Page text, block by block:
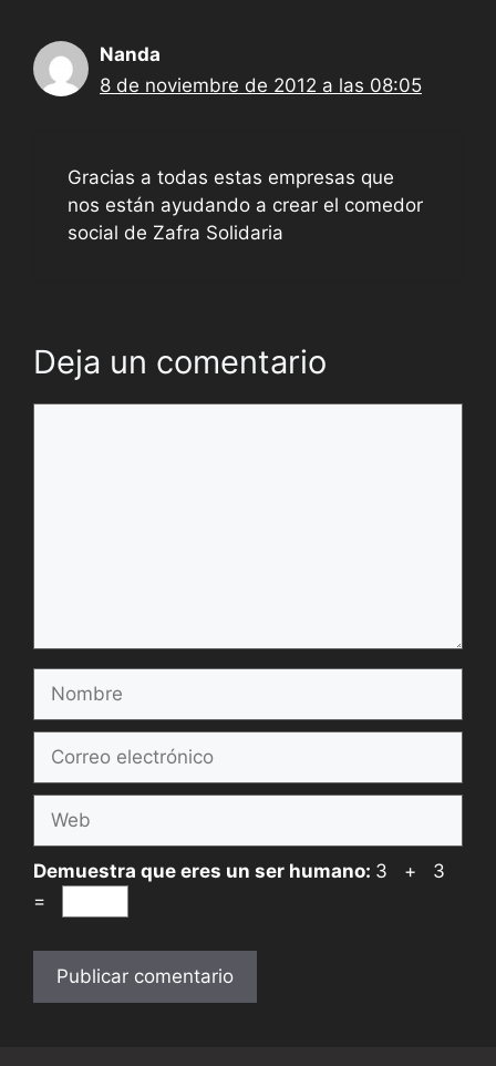
Nanda
8 de noviembre de 2012 a las 08:05
Gracias a todas estas empresas que
nos están ayudando a crear el comedor
social de Zafra Solidaria
Deja un comentario
electrónico
Demuestra que eres un ser humano: 3 + 3
=